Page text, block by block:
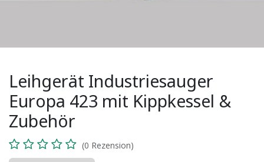
Leihgerät Industriesauger
Europa 423 mit Kippkessel &
Zubehör
(0 Rezension)